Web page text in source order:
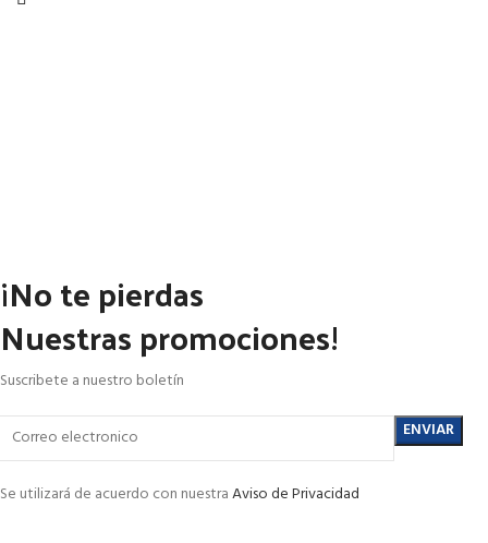
¡No te pierdas
Nuestras promociones!
Suscribete a nuestro boletín
Se utilizará de acuerdo con nuestraAviso de Privacidad